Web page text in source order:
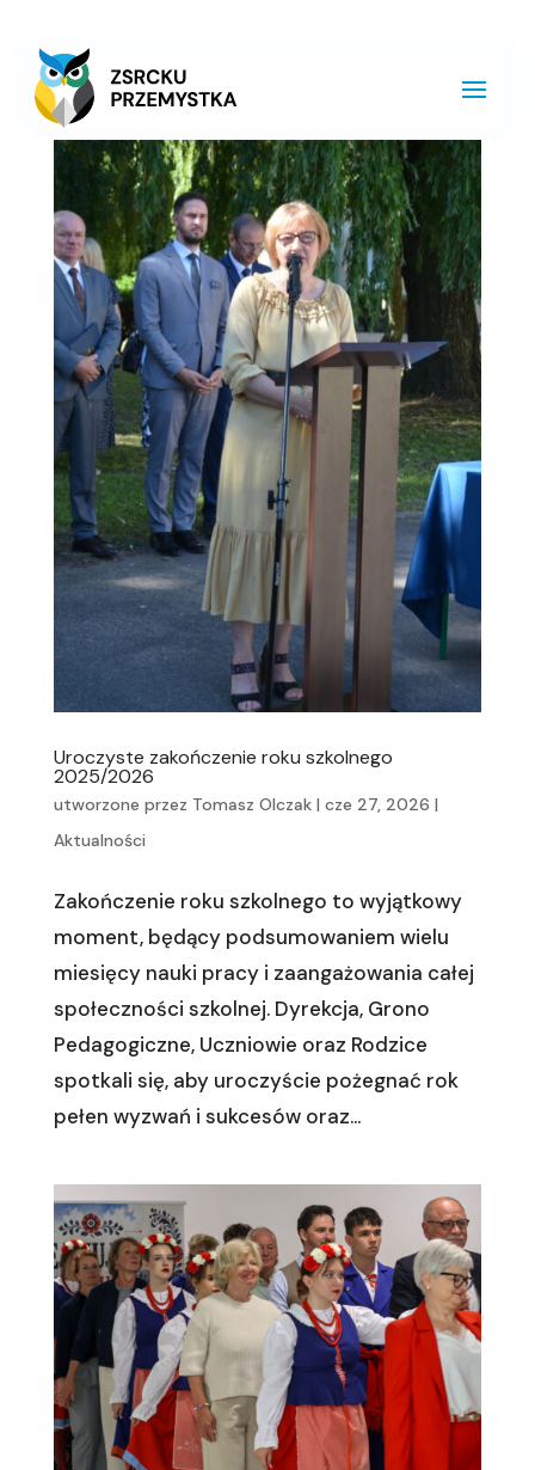
Uroczyste zakończenie roku szkolnego
2025/2026
utworzone przez Tomasz Olczak| cze 27, 2026 |
Aktualności
Zakończenie roku szkolnego to wyjątkowy
moment, będący podsumowaniem wielu
miesięcy nauki pracy i zaangażowania całej
społeczności szkolnej. Dyrekcja, Grono
Pedagogiczne, Uczniowie oraz Rodzice
spotkali się, aby uroczyście pożegnać rok
pełen wyzwań i sukcesów oraz...